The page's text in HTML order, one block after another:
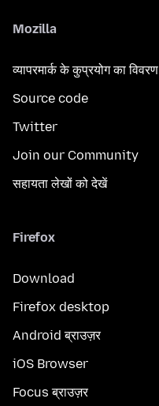
Mozilla
व्यापरमार्क के कुप्रयोग का विवरण
Source code
Twitter
Join our Community
सहायता लेखों को देखें
Firefox
Download
Firefox desktop
Android ब्राउज़र
iOS Browser
Focus ब्राउज़र